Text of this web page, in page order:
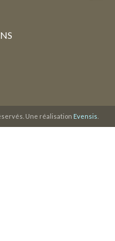
Une réalisation Evensis